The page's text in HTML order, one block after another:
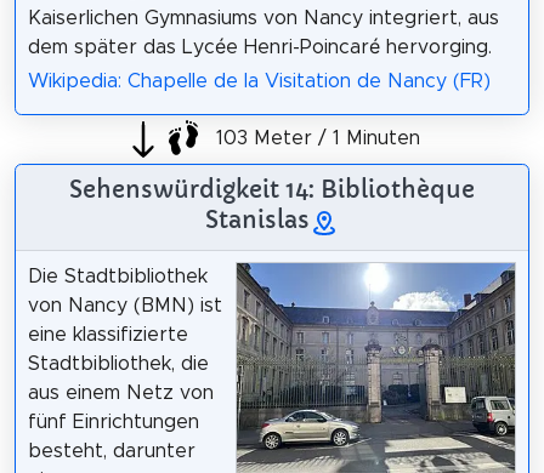
Kaiserlichen Gymnasiums von Nancy integriert, aus
dem später das Lycée Henri-Poincaré hervorging.
Wikipedia: Chapelle de la Visitation de Nancy (FR)
103 Meter / 1 Minuten
Sehenswürdigkeit 14: Bibliothèque
Stanislas
Die Stadtbibliothek
von Nancy (BMN) ist
eine klassifizierte
Stadtbibliothek, die
aus einem Netz von
fünf Einrichtungen
besteht, darunter